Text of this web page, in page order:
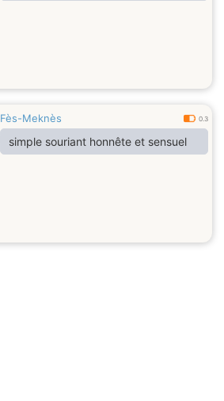
Fès-Meknès 0.3
simple souriant honnête et sensuel